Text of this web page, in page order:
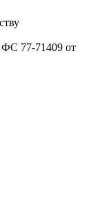
77-71409 от